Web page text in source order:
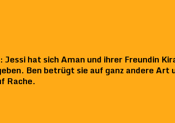
hat sich Aman und ihrer Freundin
Ben betrügt sie auf ganz andere Art
Rache.